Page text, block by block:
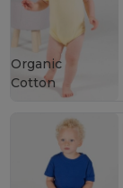
Organic
Cotton